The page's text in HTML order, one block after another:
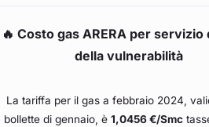
🔥 Costo gas ARERA per servizio
della vulnerabilità
La tariffa per il gas a febbraio 2024,
bollette di gennaio, è 1,0456 €/Smc